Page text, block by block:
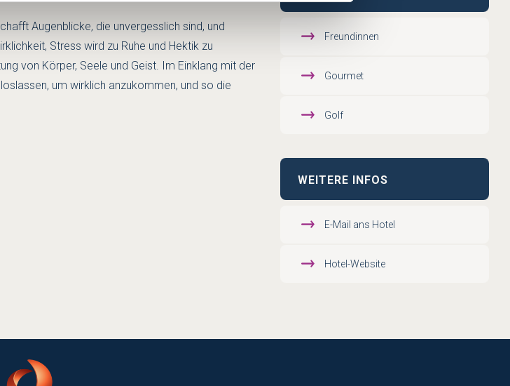
Augenblicke, die unvergesslich sind, und
Stress wird zu Ruhe und Hektik zu
von Körper, Seele und Geist. Im Einklang mit der
um wirklich anzukommen, und so die
Freundinnen
Gourmet
Golf
WEITERE INFOS
E-Mail ans Hotel
Hotel-Website